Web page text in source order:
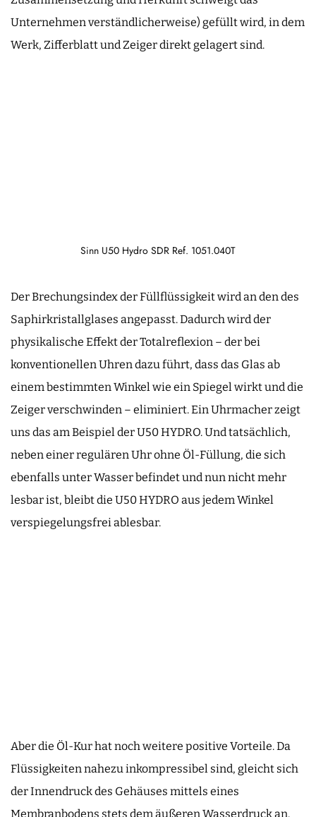
Unternehmen verständlicherweise) gefüllt wird, in dem
Werk, Zifferblatt und Zeiger direkt gelagert sind.
Sinn U50 Hydro SDR Ref. 1051.040T
Der Brechungsindex der Füllflüssigkeit wird an den des
Saphirkristallglases angepasst. Dadurch wird der
physikalische Effekt der Totalreflexion – der bei
konventionellen Uhren dazu führt, dass das Glas ab
einem bestimmten Winkel wie ein Spiegel wirkt und die
Zeiger verschwinden – eliminiert. Ein Uhrmacher zeigt
uns das am Beispiel der U50 HYDRO. Und tatsächlich,
neben einer regulären Uhr ohne Öl-Füllung, die sich
ebenfalls unter Wasser befindet und nun nicht mehr
lesbar ist, bleibt die U50 HYDRO aus jedem Winkel
verspiegelungsfrei ablesbar.
Aber die Öl-Kur hat noch weitere positive Vorteile. Da
Flüssigkeiten nahezu inkompressibel sind, gleicht sich
der Innendruck des Gehäuses mittels eines
Membranbodens stets dem äußeren Wasserdruck an.